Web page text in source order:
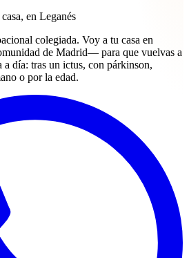
en Leganés
colegiada. Voy a tu casa en
de Madrid— para que vuelvas a
a día: tras un ictus, con párkinson,
o por la edad.